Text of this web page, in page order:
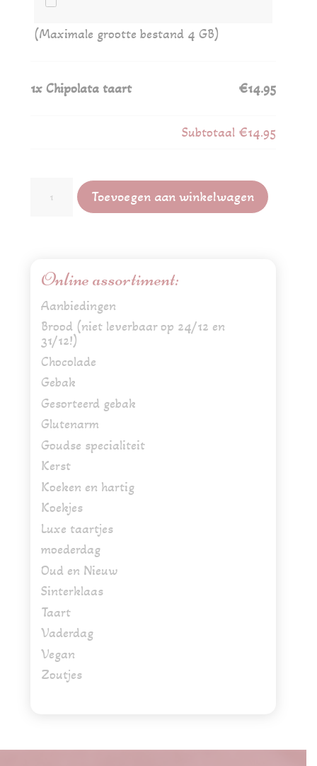
(Maximale grootte bestand 4 GB)
1xChipolata taart €14.95
Subtotaal €14.95
Chipolata
Toevoegen aan winkelwagen
Online assortiment:
Aanbiedingen
Brood (niet leverbaar op 24/12 en
31/12!)
Chocolade
Gebak
Gesorteerd gebak
Glutenarm
Goudse specialiteit
Kerst
Koeken en hartig
Koekjes
Luxe taartjes
moederdag
Oud en Nieuw
Sinterklaas
Taart
Vaderdag
Vegan
Zoutjes